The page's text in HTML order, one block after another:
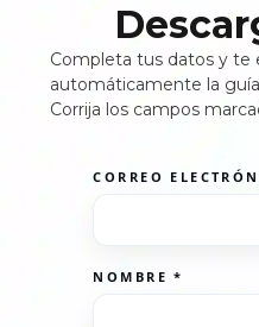
Completa tus datos y te
automáticamente la guía
Corrija los campos
CORREO
NOMBRE*